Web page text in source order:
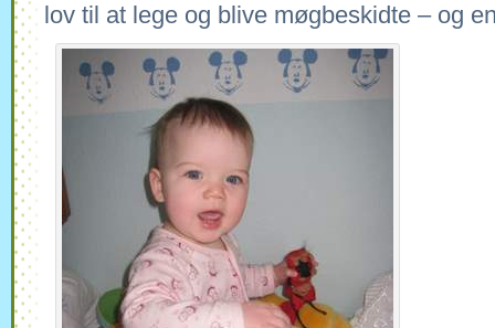
lov til at lege og blive møgbeskidte – og